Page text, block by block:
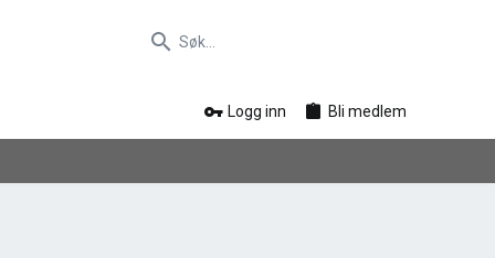
Logg inn Bli medlem